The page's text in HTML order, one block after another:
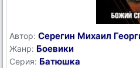
Автор: Серегин Михаил
Жанр: Боевики
Серия: Батюшка